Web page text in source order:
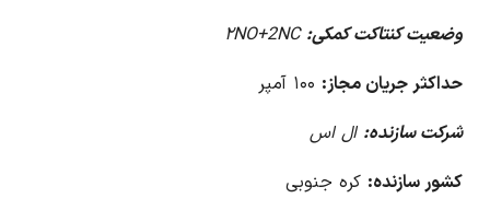
وضعیت کنتاکت کمکی: ۲NO+2NC
حداکثر جریان مجاز:
شرکت سازنده: ال اس
کشور سازنده: کره جنوبی